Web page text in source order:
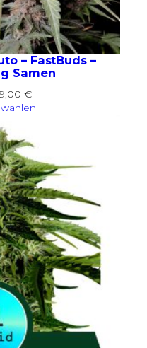
– FastBuds –
Samen
€Preisspanne:
36,00 €